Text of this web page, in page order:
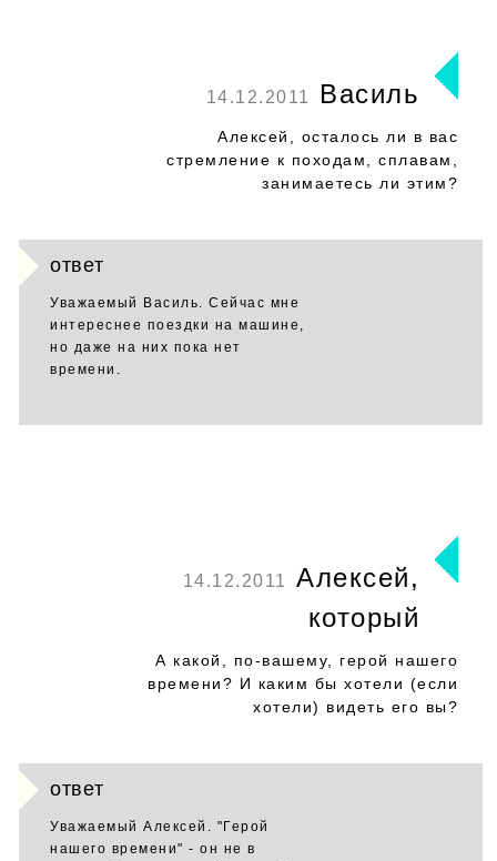
14.12.2011 Василь
Алексей, осталось ли в вас
стремление к походам, сплавам,
занимаетесь ли этим?
ответ
Уважаемый Василь. Сейчас мне
интереснее поездки на машине,
но даже на них пока нет
времени.
14.12.2011
Алексей,
который
А какой, по-вашему, герой нашего
времени? И каким бы хотели (если
хотели) видеть его вы?
ответ
Уважаемый Алексей. "Герой
нашего времени" - он не в